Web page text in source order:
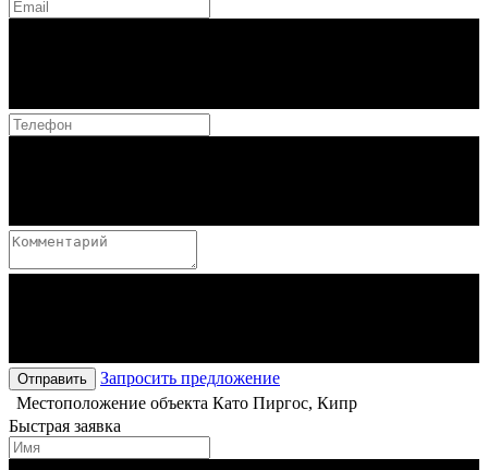
Отправить
Запросить предложение
Местоположение объекта Като Пиргос, Кипр
Быстрая заявка